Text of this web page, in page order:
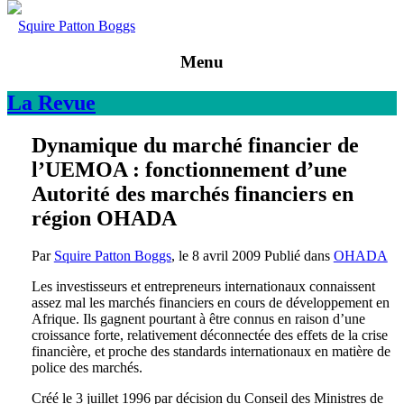
Squire Patton Boggs
Menu
La Revue
Dynamique du marché financier de
l’UEMOA : fonctionnement d’une
Autorité des marchés financiers en
région OHADA
Par Squire Patton Boggs, le 8 avril 2009Publié dans OHADA
Les investisseurs et entrepreneurs internationaux connaissent
assez mal les marchés financiers en cours de développement en
Afrique. Ils gagnent pourtant à être connus en raison d’une
croissance forte, relativement déconnectée des effets de la crise
financière, et proche des standards internationaux en matière de
police des marchés.
Créé le 3 juillet 1996 par décision du Conseil des Ministres de